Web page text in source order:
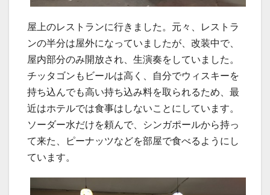
屋上のレストランに行きました。元々、レストラ
ンの半分は屋外になっていましたが、改装中で、
屋内部分のみ開放され、生演奏をしていました。
チッタゴンもビールは高く、自分でウィスキーを
持ち込んでも高い持ち込み料を取られるため、最
近はホテルでは食事はしないことにしています。
ソーダー水だけを頼んで、シンガポールから持っ
て来た、ピーナッツなどを部屋で食べるようにし
ています。